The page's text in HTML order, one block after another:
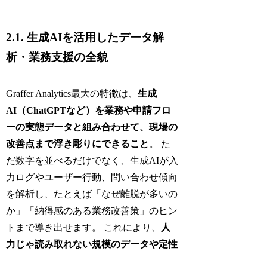
2.1. 生成AIを活用したデータ解
析・業務支援の全貌
Graffer Analytics最大の特徴は、生成
AI（ChatGPTなど）を業務や申請フロ
ーの実態データと組み合わせて、現場の
改善点まで浮き彫りにできること 。 た
だ数字を並べるだけでなく、生成AIが入
力ログやユーザー行動、問い合わせ傾向
を解析し、たとえば「なぜ離脱が多いの
か」「納得感のある業務改善策」のヒン
トまで導き出せます。 これにより、
人
力じゃ読み取れない規模のデータや定性